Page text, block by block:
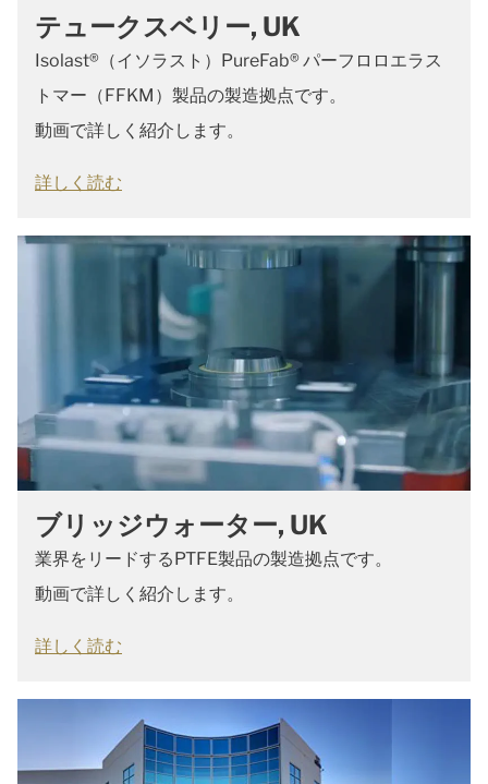
テュークスベリー, UK
Isolast®（イソラスト）PureFab® パーフロロエラス
トマー（FFKM）製品の製造拠点です。
動画で詳しく紹介します。
詳しく読む
ブリッジウォーター, UK
業界をリードするPTFE製品の製造拠点です。
動画で詳しく紹介します。
詳しく読む